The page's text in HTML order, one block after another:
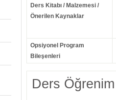
Ders Kitabı / Malzemesi /
Önerilen Kaynaklar
Opsiyonel Program
Bileşenleri
Ders Öğrenim